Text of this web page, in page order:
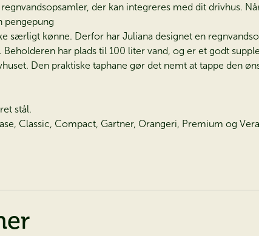
der kan integreres med dit drivhus.
pengepung
særligt kønne. Derfor har Juliana designet en
har plads til 100 liter vand, og er et godt
Den praktiske taphane gør det nemt at tappe den
stål.
Classic, Compact, Gartner, Orangeri, Premium og